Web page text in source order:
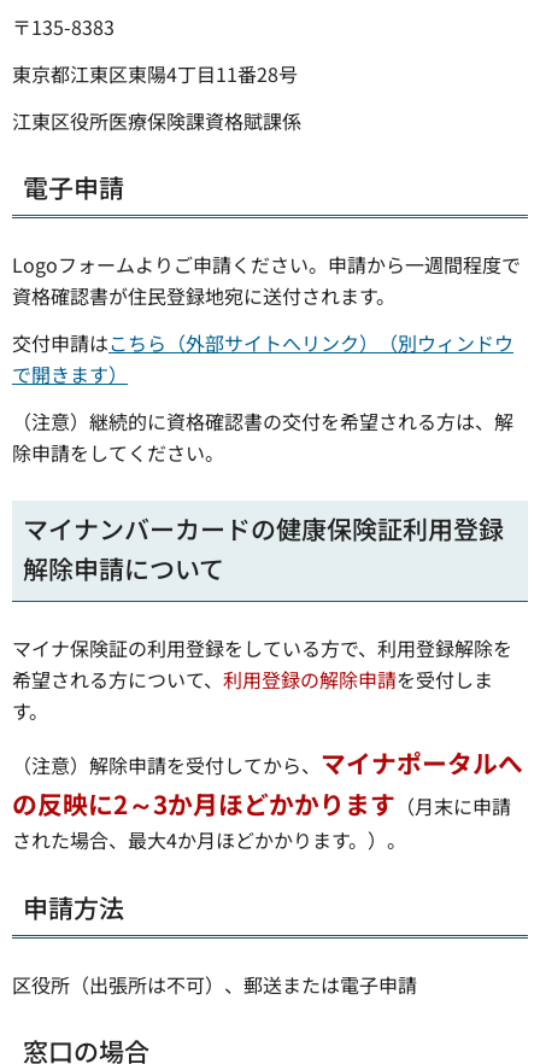
〒135-8383
東京都江東区東陽4丁目11番28号
江東区役所医療保険課資格賦課係
電子申請
Logoフォームよりご申請ください。申請から一週間程度で
資格確認書が住民登録地宛に送付されます。
交付申請はこちら（外部サイトへリンク）（別ウィンドウ
で開きます）
（注意）継続的に資格確認書の交付を希望される方は、解
除申請をしてください。
マイナンバーカードの健康保険証利用登録
解除申請について
マイナ保険証の利用登録をしている方で、利用登録解除を
希望される方について、 利用登録の解除申請を受付しま
す。
（注意）解除申請を受付してから、 マイナポータルへ
の反映に2～3か月ほどかかります （月末に申請
された場合、最大4か月ほどかかります。）。
申請方法
区役所（出張所は不可）、郵送または電子申請
窓口の場合